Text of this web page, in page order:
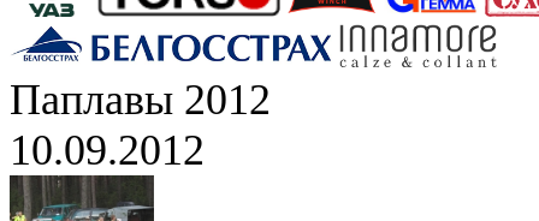
Паплавы 2012
10.09.2012